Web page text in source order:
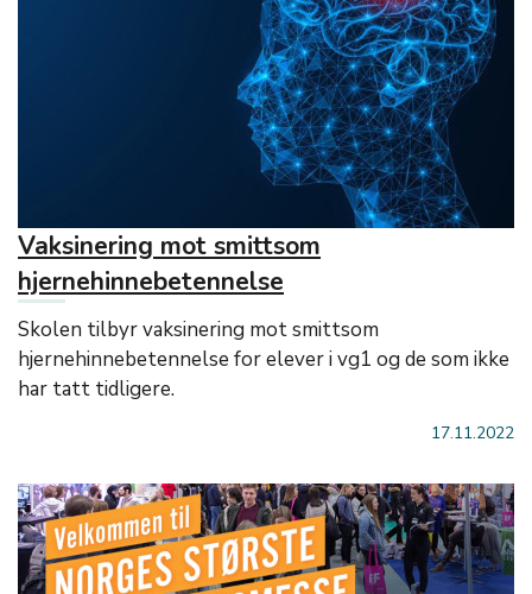
Vaksinering mot smittsom
hjernehinnebetennelse
Skolen tilbyr vaksinering mot smittsom
hjernehinnebetennelse for elever i vg1 og de som ikke
har tatt tidligere.
17.11.2022